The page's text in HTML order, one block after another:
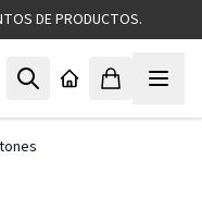
DE PRODUCTOS.